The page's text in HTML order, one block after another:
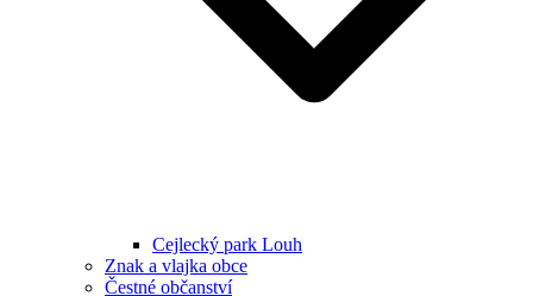
Cejlecký park Louh
Znak a vlajka obce
Čestné občanství